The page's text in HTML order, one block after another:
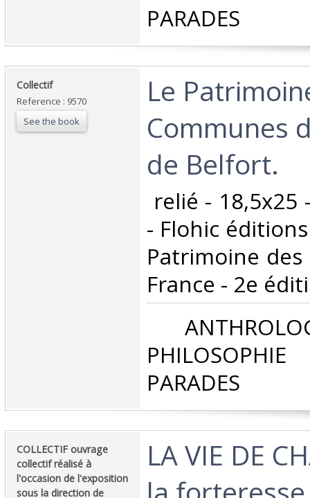
PARADES‎
‎Collectif‎
Reference : 9570
See the book
‎Le
Communes
de Belfort.‎
relié -
- Flohic
Patrimoine
France - 2e
PHILOSOPHIE
PARADES‎
‎COLLECTIF ouvrage
collectif réalisé à
l'occasion de l'exposition
sous la direction de
‎LA VIE DE